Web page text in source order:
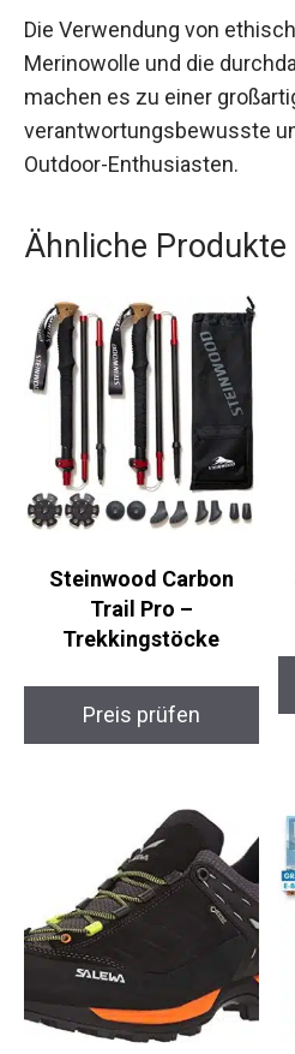
Die Verwendung von
Merinowolle und die
machen es zu einer
verantwortungsbewusste
Outdoor-Enthusiasten.
Ähnliche Produkte
Steinwood Carbon
Trail Pro –
Trekkingstöcke
Preis prüfen